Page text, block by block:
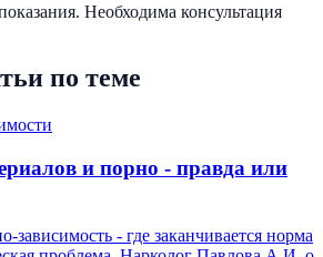
Необходима консультация
по теме
и порно - правда или
зависимость - где заканчивается норма